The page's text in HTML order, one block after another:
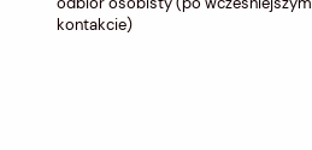
kontakcie)